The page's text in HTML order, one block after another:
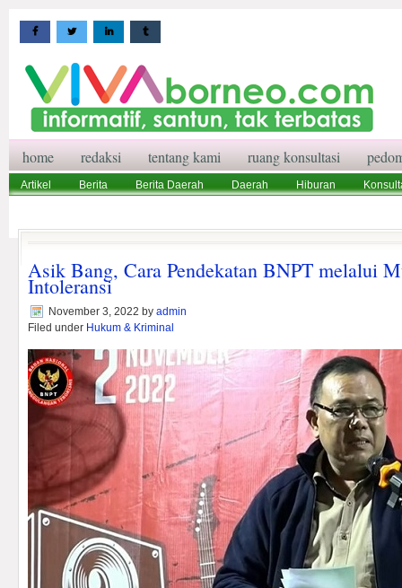
home redaksi tentang kami ruang konsultasi
Artikel Berita Berita Daerah Daerah Hiburan
Asik Bang, Cara Pendekatan BNPT melalui
Intoleransi
November 3, 2022 by admin
Filed under Hukum & Kriminal